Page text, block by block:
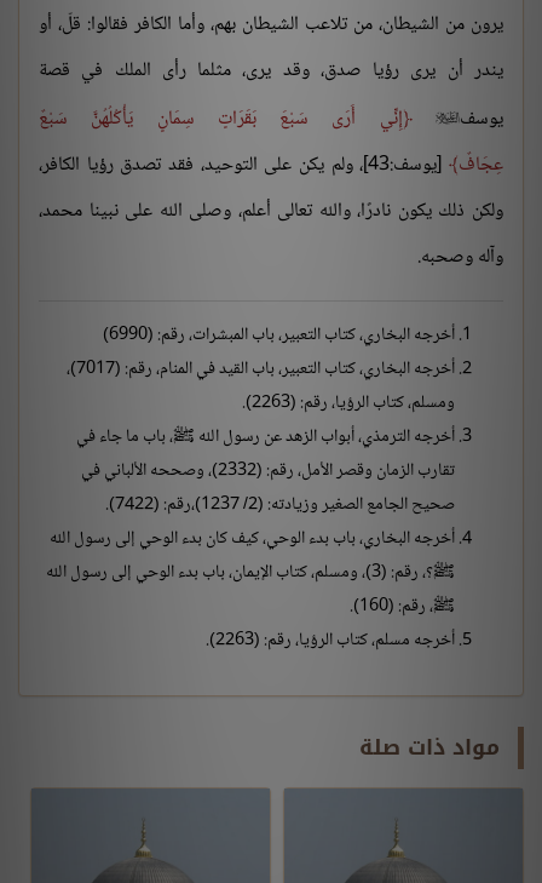
يرون من الشيطان، من تلاعب الشيطان بهم، وأما الكافر فقالوا: قلّ، أو
يندر أن يرى رؤيا صدق، وقد يرى، مثلما رأى الملك في قصة
يوسف
إِنِّي أَرَى سَبْعَ بَقَرَاتٍ سِمَانٍ يَأْكُلُهُنَّ سَبْعٌ
عِجَافٌ
[يوسف:43]، ولم يكن على التوحيد، فقد تصدق رؤيا الكافر،
ولكن ذلك يكون نادرًا، والله تعالى أعلم، وصلى الله على نبينا محمد،
وآله وصحبه.
أخرجه البخاري، كتاب التعبير، باب المبشرات، رقم: (6990)
أخرجه البخاري، كتاب التعبير، باب القيد في المنام، رقم: (7017)،
ومسلم، كتاب الرؤيا، رقم: (2263).
أخرجه الترمذي، أبواب الزهد عن رسول الله ﷺ، باب ما جاء في
تقارب الزمان وقصر الأمل، رقم: (2332)، وصححه الألباني في
صحيح الجامع الصغير وزيادته: (2/ 1237)،رقم: (7422).
أخرجه البخاري، باب بدء الوحي، كيف كان بدء الوحي إلى رسول الله
ﷺ؟، رقم: (3)، ومسلم، كتاب الإيمان، باب بدء الوحي إلى رسول الله
ﷺ، رقم: (160).
أخرجه مسلم، كتاب الرؤيا، رقم: (2263).
مواد ذات صلة